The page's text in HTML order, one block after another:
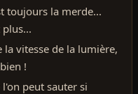
toujours la merde...
vitesse de la lumière,
!
peut sauter si